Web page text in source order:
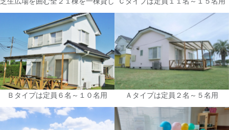
Ｂタイプは定員６名～１０名用 Ａタイプは定員２名～５名用